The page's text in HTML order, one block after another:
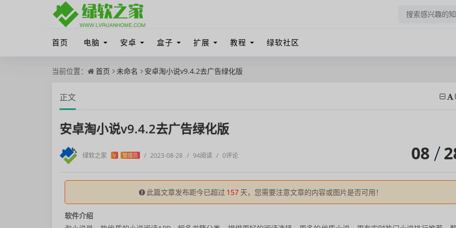
首页 电脑 安卓 盒子 扩展 教程 绿软社区
当前位置： 首页 未命名 安卓淘小说v9.4.2去广告绿化版
正文
安卓淘小说v9.4.2去广告绿化版
绿软之家 V 管理员 / 2023-08-28 / 94阅读 / 0评论 08
此篇文章发布距今已超过 157 天，您需要注意文章的内容或图片是否可用！
软件介绍